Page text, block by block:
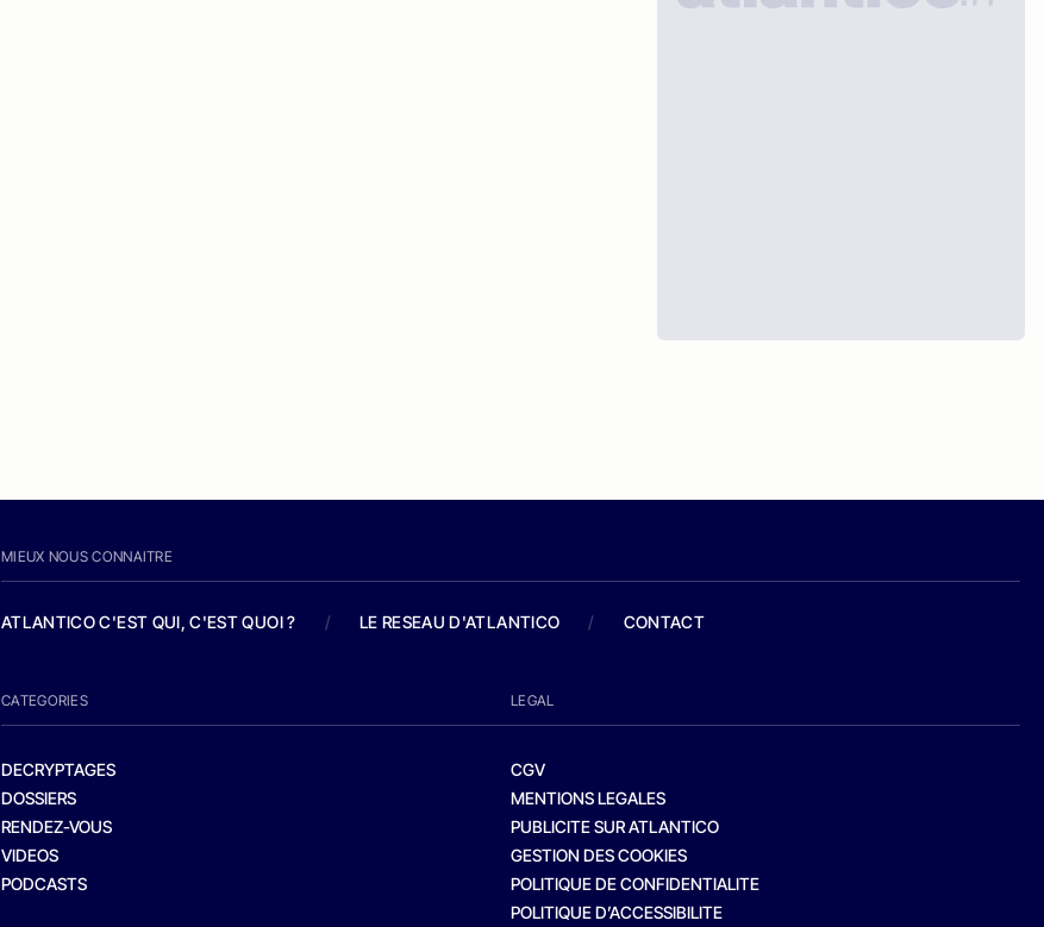
MIEUX NOUS CONNAITRE
ATLANTICO C'EST QUI, C'EST QUOI ? / LE RESEAU D'ATLANTICO / CONTACT
CATEGORIES
DECRYPTAGES
DOSSIERS
RENDEZ-VOUS
VIDEOS
PODCASTS
LEGAL
CGV
MENTIONS LEGALES
PUBLICITE SUR ATLANTICO
GESTION DES COOKIES
POLITIQUE DE CONFIDENTIALITE
POLITIQUE D’ACCESSIBILITE